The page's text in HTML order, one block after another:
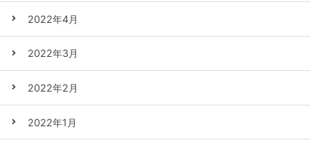
2022年4月
2022年3月
2022年2月
2022年1月